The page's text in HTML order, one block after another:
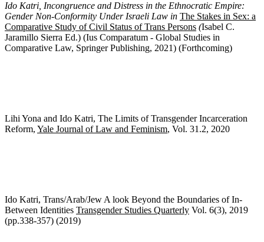
Ido Katri, Incongruence and Distress in the Ethnocratic Empire:
Gender Non-Conformity Under Israeli Law in The Stakes in Sex: a
Comparative Study of Civil Status of Trans Persons (Isabel C.
Jaramillo Sierra Ed.) (Ius Comparatum - Global Studies in
Comparative Law, Springer Publishing, 2021) (Forthcoming)
Lihi Yona and Ido Katri, The Limits of Transgender Incarceration
Reform, Yale Journal of Law and Feminism, Vol. 31.2, 2020
Ido Katri, Trans/Arab/Jew A look Beyond the Boundaries of In-
Between Identities Transgender Studies Quarterly Vol. 6(3), 2019
(pp.338-357) (2019)